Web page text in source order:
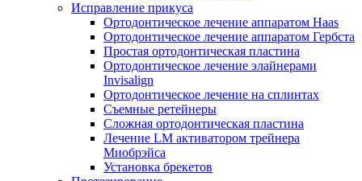
Исправление прикуса
Ортодонтическое лечение аппаратом Haas
Ортодонтическое лечение аппаратом Гербста
Простая ортодонтическая пластина
Ортодонтическое лечение элайнерами
Invisalign
Ортодонтическое лечение на сплинтах
Съемные ретейнеры
Сложная ортодонтическая пластина
Лечение LM активатором трейнера
Миобрэйса
Установка брекетов